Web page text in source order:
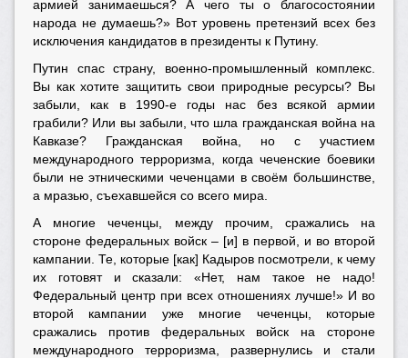
армией занимаешься? А чего ты о благосостоянии
народа не думаешь?» Вот уровень претензий всех без
исключения кандидатов в президенты к Путину.
Путин спас страну, военно-промышленный комплекс.
Вы как хотите защитить свои природные ресурсы? Вы
забыли, как в 1990-е годы нас без всякой армии
грабили? Или вы забыли, что шла гражданская война на
Кавказе? Гражданская война, но с участием
международного терроризма, когда чеченские боевики
были не этническими чеченцами в своём большинстве,
а мразью, съехавшейся со всего мира.
А многие чеченцы, между прочим, сражались на
стороне федеральных войск – [и] в первой, и во второй
кампании. Те, которые [как] Кадыров посмотрели, к чему
их готовят и сказали: «Нет, нам такое не надо!
Федеральный центр при всех отношениях лучше!» И во
второй кампании уже многие чеченцы, которые
сражались против федеральных войск на стороне
международного терроризма, развернулись и стали